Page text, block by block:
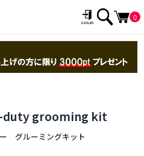
0
duty grooming kit
グルーミングキット